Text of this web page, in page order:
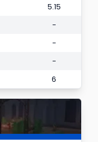
5.15
-
-
-
6